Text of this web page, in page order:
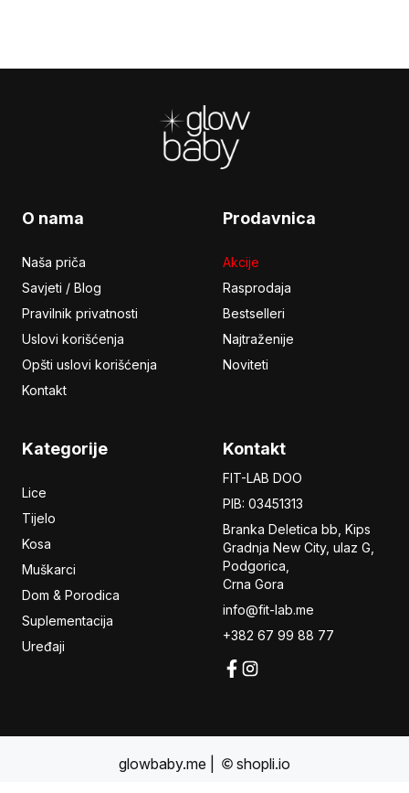
O nama
Naša priča
Savjeti / Blog
Pravilnik privatnosti
Uslovi korišćenja
Opšti uslovi korišćenja
Kontakt
Prodavnica
Akcije
Rasprodaja
Bestselleri
Najtraženije
Noviteti
Kategorije
Lice
Tijelo
Kosa
Muškarci
Dom & Porodica
Suplementacija
Uređaji
Kontakt
FIT-LAB DOO
PIB: 03451313
Branka Deletica bb, Kips
Gradnja New City, ulaz G,
Podgorica,
Crna Gora
info@fit-lab.me
+382 67 99 88 77
glowbaby.me shopli.io